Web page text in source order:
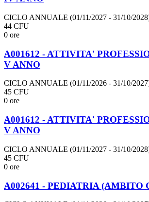
CICLO ANNUALE (01/11/2027 - 31/10/
44 CFU
0 ore
A001612 - ATTIVITA'
V ANNO
CICLO ANNUALE (01/11/2026 - 31/10/
45 CFU
0 ore
A001612 - ATTIVITA'
V ANNO
CICLO ANNUALE (01/11/2027 - 31/10/
45 CFU
0 ore
A002641 - PEDIATRIA (AMBITO